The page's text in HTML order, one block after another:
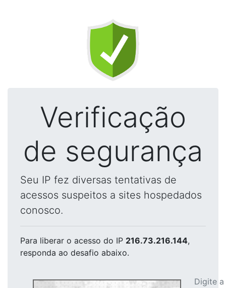
Verificação
de segurança
Seu IP fez diversas tentativas de
acessos suspeitos a sites hospedados
conosco.
Para liberar o acesso do IP 216.73.216.144,
responda ao desafio abaixo.
Digite